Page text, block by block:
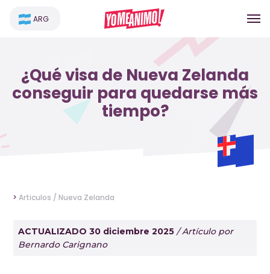
ARG
¿Qué visa de Nueva Zelanda
conseguir para quedarse más
tiempo?
> Articulos / Nueva Zelanda
ACTUALIZADO 30 diciembre 2025 / Artículo por
Bernardo Carignano